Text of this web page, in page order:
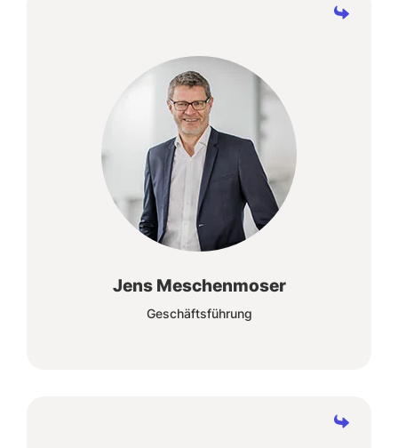
Jens Meschenmoser
Geschäftsführung
Vor Ort beim Kunden gehen wir gemeinsam
mit ihm auf den Weg der Digitalisierung - und
das bereichsübergreifend mit einem
professionellen ERP-System.